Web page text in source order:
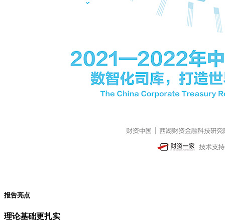
报告亮点
理论基础更扎实